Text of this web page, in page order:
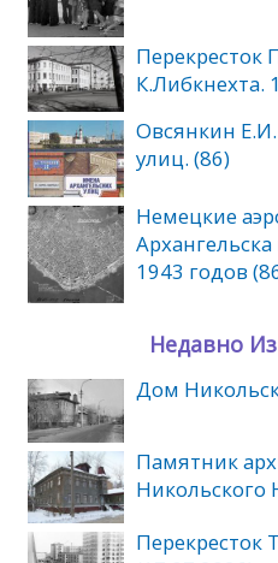
Перекресток
К.Либкнехта.
Овсянкин
улиц. (86)
Немецкие
1943 годов
Недавно
Дом
Памятник
Никольского
Перекресток